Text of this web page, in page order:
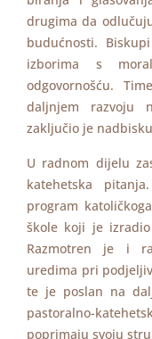
drugima da
budućnosti.
izborima s
odgovornošću.
daljnjem razvoju
zaključio je
U radnom dijelu
katehetska
program
škole koji je
Razmotren je i
uredima pri
te je poslan na
pastoralno-
poprimaju svoju